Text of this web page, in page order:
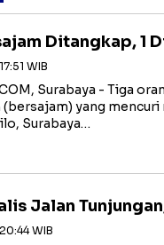
Ditangkap, 1
WIB
Surabaya - Tiga
yang
Surabaya…
Jalan
WIB